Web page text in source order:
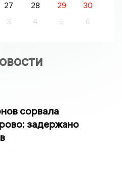
27 28 29
30
3 4 5 6
сорвала
задержано